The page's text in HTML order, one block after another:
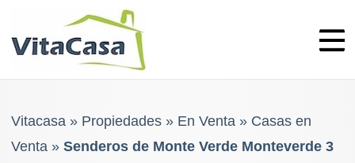
Vitacasa» Propiedades» En Venta» Casas en
Venta» Senderos de Monte Verde Monteverde 3